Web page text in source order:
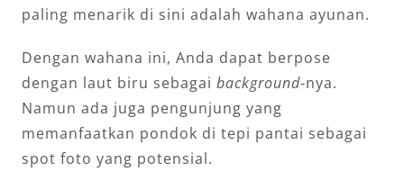
paling menarik di sini adalah wahana ayunan.
Dengan wahana ini, Anda dapat berpose
dengan laut biru sebagai background-nya.
Namun ada juga pengunjung yang
memanfaatkan pondok di tepi pantai sebagai
spot foto yang potensial.